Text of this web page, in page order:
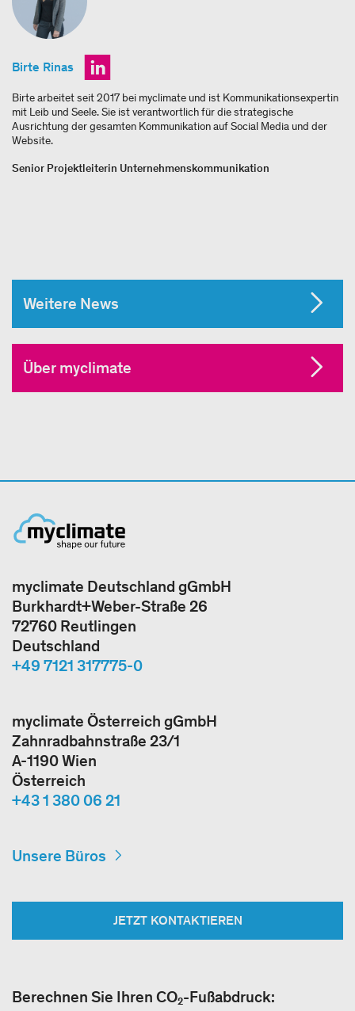
Birte Rinas
Birte arbeitet seit 2017 bei myclimate und ist Kommunikationsexpertin
mit Leib und Seele. Sie ist verantwortlich für die strategische
Ausrichtung der gesamten Kommunikation auf Social Media und der
Website.
Senior Projektleiterin Unternehmenskommunikation
Weitere News
Über myclimate
myclimate Deutschland gGmbH
Burkhardt+Weber-Straße 26
72760 Reutlingen
Deutschland
+49 7121 317775-0
myclimate Österreich gGmbH
Zahnradbahnstraße 23/1
A-1190 Wien
Österreich
+43 1 380 06 21
Unsere Büros
JETZT KONTAKTIEREN
Berechnen Sie Ihren CO₂-Fußabdruck: